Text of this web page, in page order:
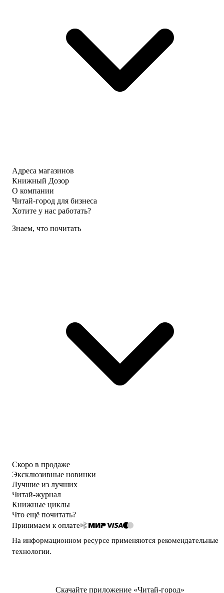
Адреса магазинов
Книжный Дозор
О компании
Читай-город для бизнеса
Хотите у нас работать?
Знаем, что почитать
Скоро в продаже
Эксклюзивные новинки
Лучшие из лучших
Читай-журнал
Книжные циклы
Что ещё почитать?
Принимаем к оплате
На информационном ресурсе применяются рекомендательные
технологии.
Скачайте приложение «Читай-город»